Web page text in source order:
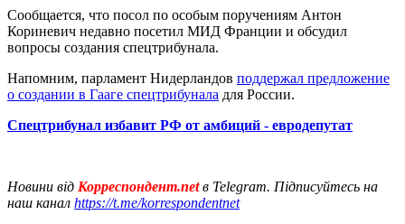
Сообщается, что посол по особым поручениям Антон
Кориневич недавно посетил МИД Франции и обсудил
вопросы создания спецтрибунала.
Напомним, парламент Нидерландов поддержал предложение
о создании в Гааге спецтрибунала для России.
Спецтрибунал избавит РФ от амбиций - евродепутат
Новини від Корреспондент.netв Telegram. Підписуйтесь на
наш канал https://t.me/korrespondentnet